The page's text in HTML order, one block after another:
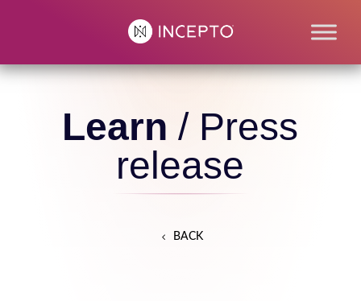
Learn / Press
release
BACK